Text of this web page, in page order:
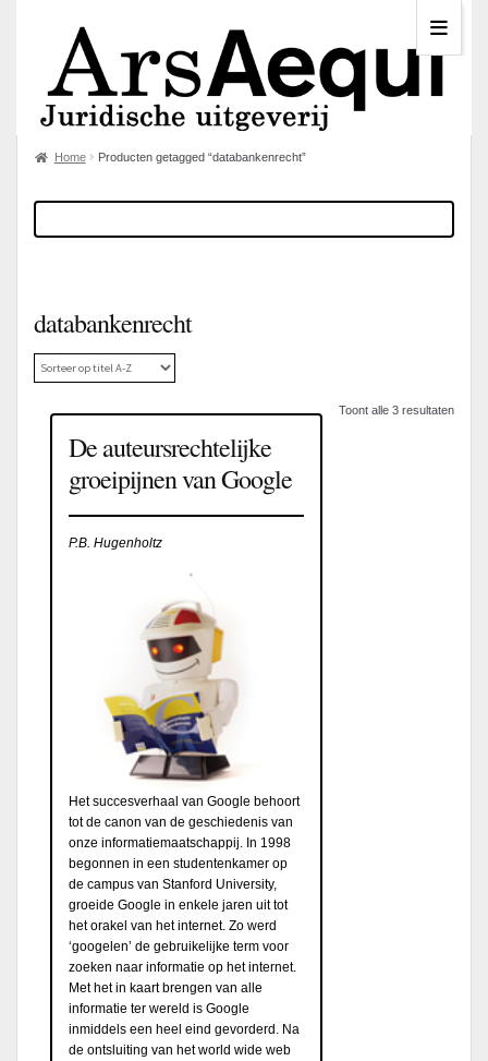
Home Producten getagged “databankenrecht”
databankenrecht
Toont alle 3 resultaten
De auteursrechtelijke
groeipijnen van Google
P.B. Hugenholtz
Het succesverhaal van Google behoort
tot de canon van de geschiedenis van
onze informatiemaatschappij. In 1998
begonnen in een studentenkamer op
de campus van Stanford University,
groeide Google in enkele jaren uit tot
het orakel van het internet. Zo werd
‘googelen’ de gebruikelijke term voor
zoeken naar informatie op het internet.
Met het in kaart brengen van alle
informatie ter wereld is Google
inmiddels een heel eind gevorderd. Na
de ontsluiting van het world wide web